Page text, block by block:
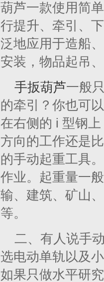
葫芦一款使用简
行提升、牵引、
泛地应用于造船
安装，物品起吊
手扳葫芦一般
的牵引？你也可
在右侧的 i 型钢
方向的工作还是
的手动起重工具。
作业。起重量一
输、建筑、矿山
等。
二、有人说手
选电动单轨以及
如果只做水平研